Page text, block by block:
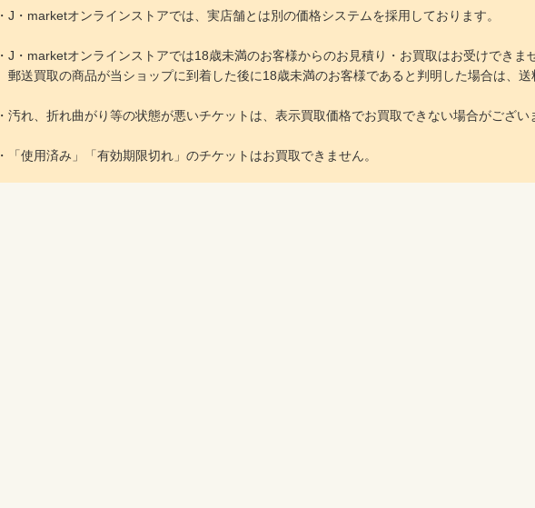
・J・marketオンラインストアでは、実店舗とは別の価格システムを採用しております。
・J・marketオンラインストアでは18歳未満のお客様からのお見積り・お買取はお受けできま
郵送買取の商品が当ショップに到着した後に18歳未満のお客様であると判明した場合は、送
・汚れ、折れ曲がり等の状態が悪いチケットは、表示買取価格でお買取できない場合がござい
・「使用済み」「有効期限切れ」のチケットはお買取できません。